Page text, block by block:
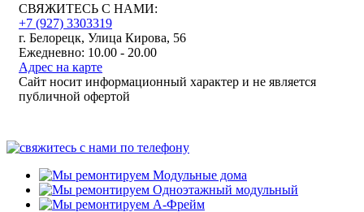
СВЯЖИТЕСЬ С НАМИ:
+7 (927) 3303319
г. Белорецк, Улица Кирова, 56
Ежедневно: 10.00 - 20.00
Адрес на карте
Сайт носит информационный характер и не является
публичной офертой